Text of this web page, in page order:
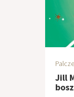
Jill